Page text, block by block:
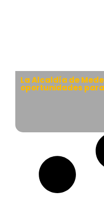
La Alcaldía de
oportunidades